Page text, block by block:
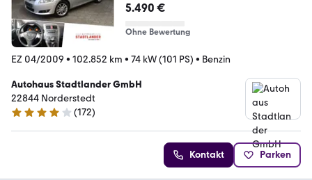
5.490 €
Ohne Bewertung
EZ 04/2009 • 102.852 km • 74 kW (101 PS) • Benzin
Autohaus Stadtlander GmbH
22844 Norderstedt
4.2 Sterne
(172)
Kontakt Parken